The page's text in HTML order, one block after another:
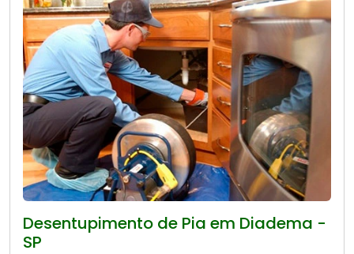
Desentupimento de Pia em Diadema -
SP